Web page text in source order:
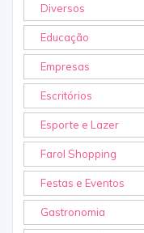
Diversos
Educação
Empresas
Escritórios
Esporte e Lazer
Farol Shopping
Festas e Eventos
Gastronomia